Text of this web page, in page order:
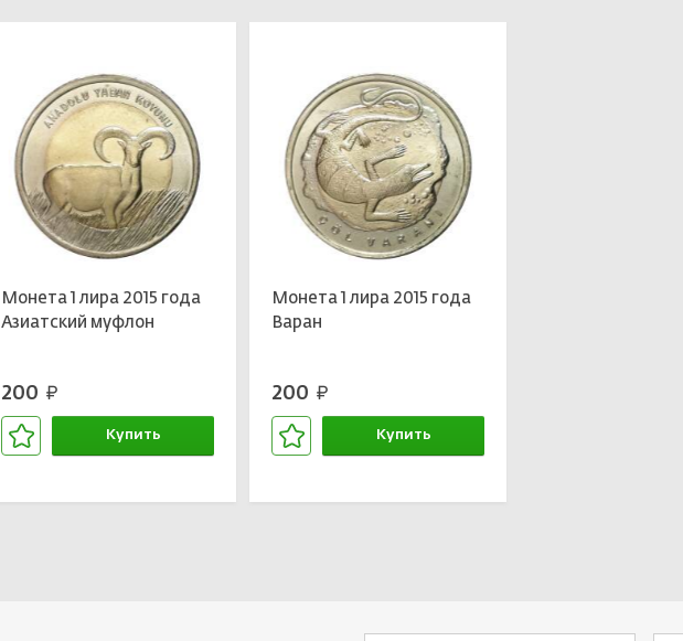
Монета 1 лира 2015 года
Азиатский муфлон
200 руб.
Купить
Монета 1 лира 2015 года
Варан
200 руб.
Купить